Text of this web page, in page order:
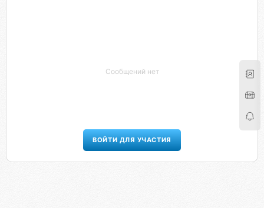
Сообщений нет
ВОЙТИ ДЛЯ УЧАСТИЯ